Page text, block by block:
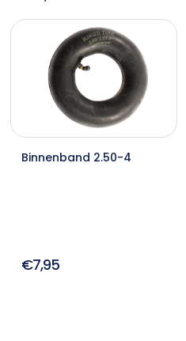
Binnenband 2.50-4
€7,95